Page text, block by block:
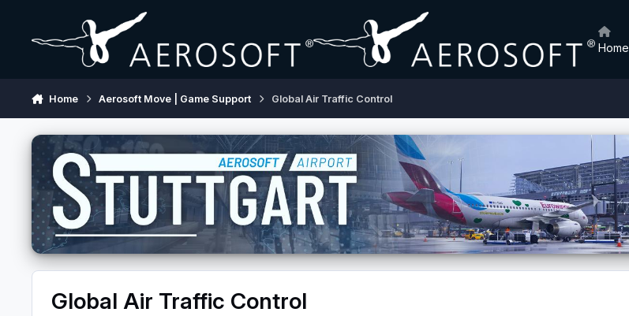
Home
Home Aerosoft Move | Game Support Global Air Traffic Control
Global Air Traffic Control